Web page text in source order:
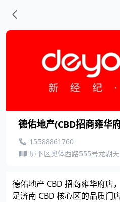
德佑地产(CBD招商雍华
15588861760
历下区奥体西路555号龙湖
德佑地产 CBD 招商雍华府店
足济南 CBD 核心区的品质门